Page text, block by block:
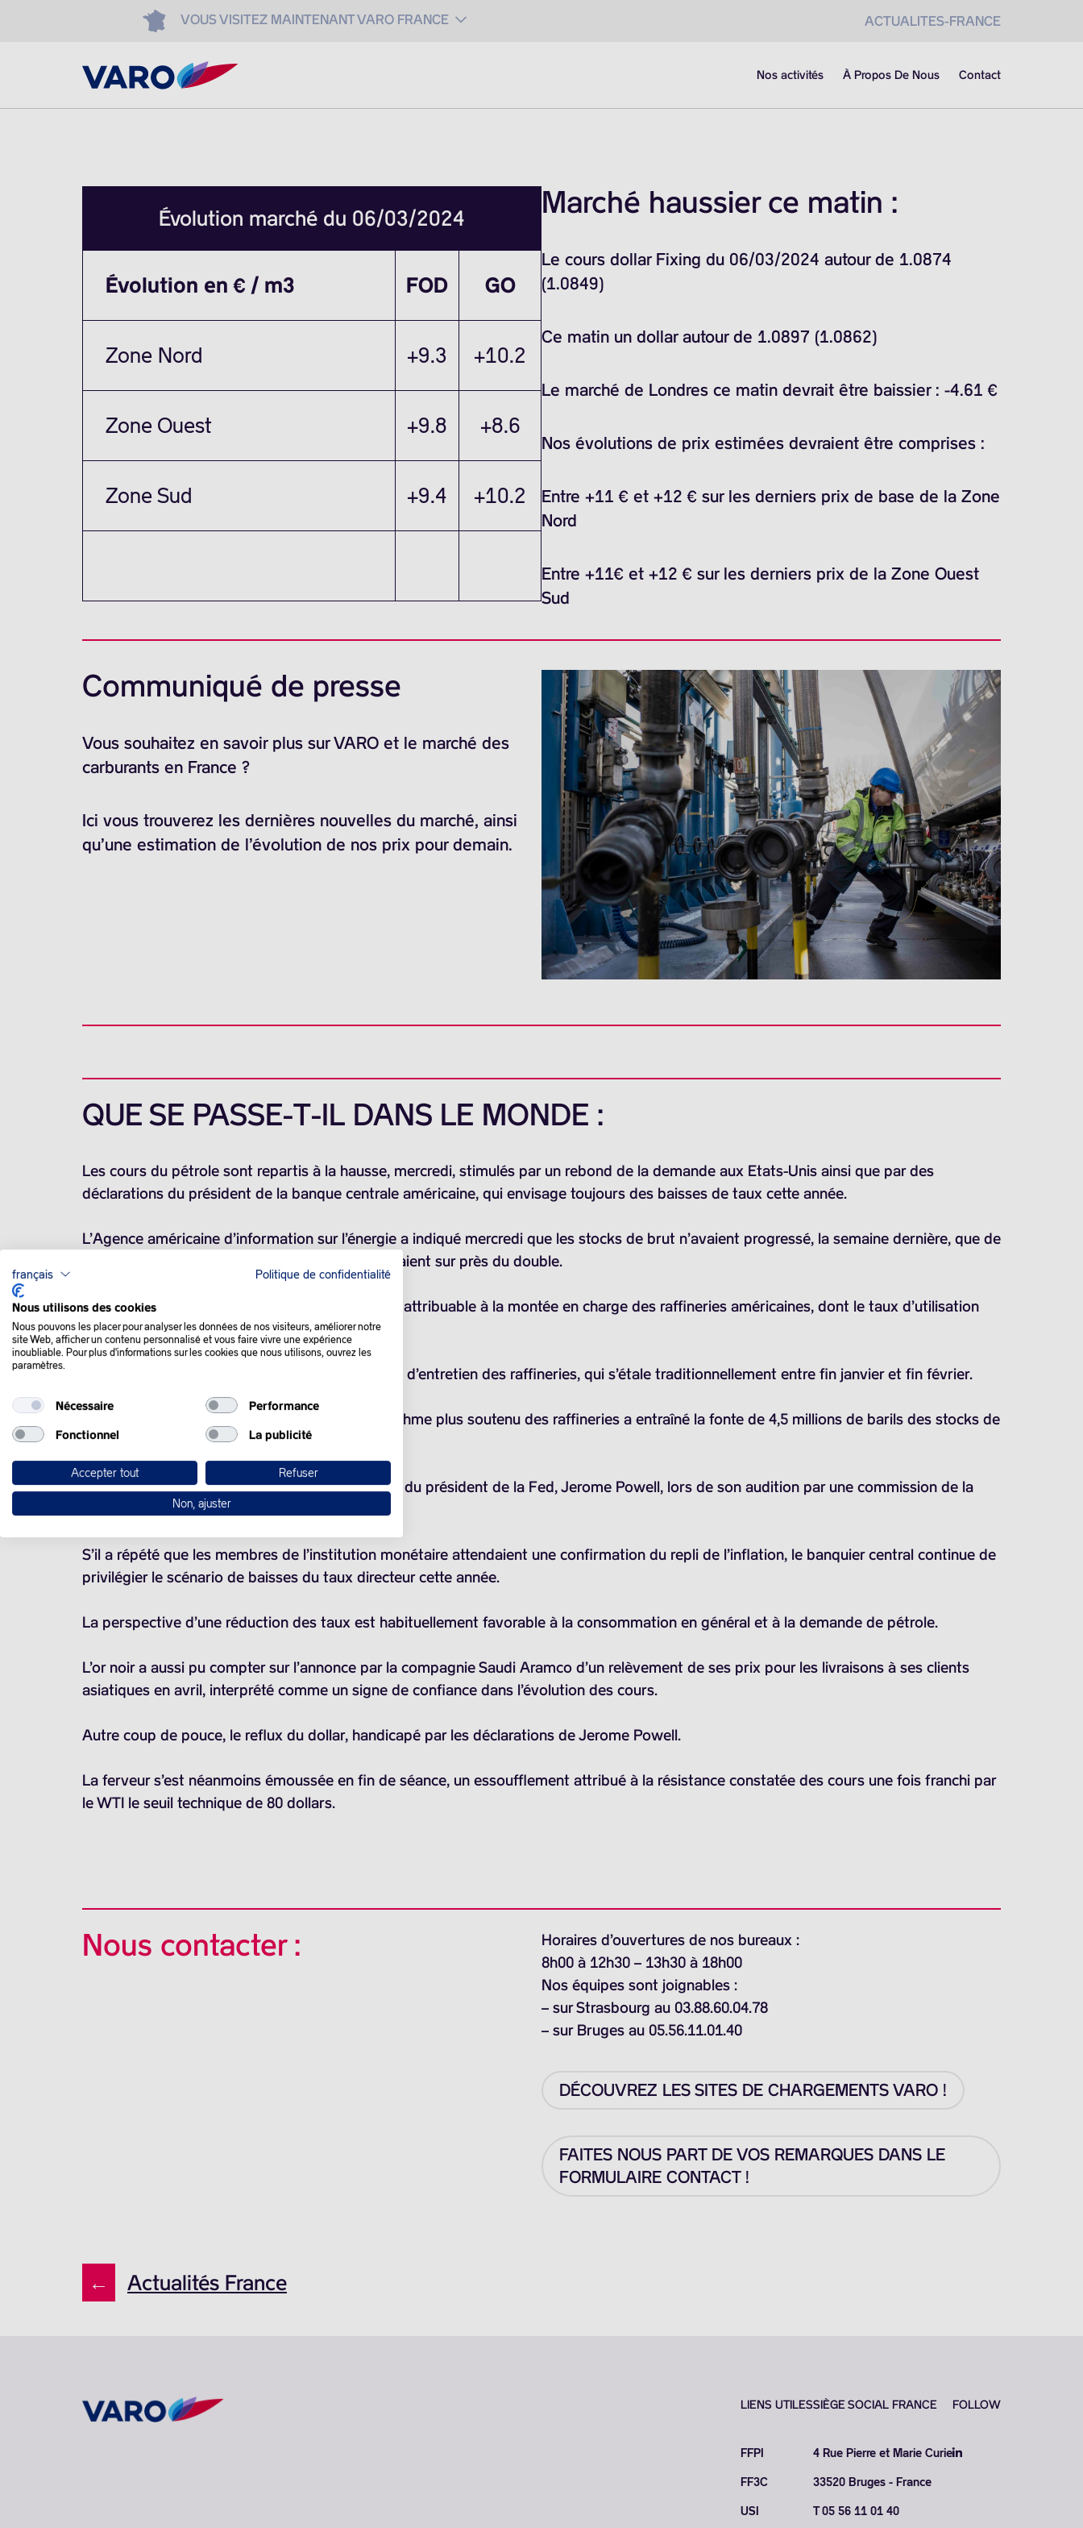
VOUS VISITEZ MAINTENANT VARO FRANCE ACTUALITES-FRANCE
Nos activités À Propos De Nous Contact
Évolution marché du 06/03/2024
Évolution en € / m3 FOD GO
Zone Nord +9.3 +10.2
Zone Ouest +9.8 +8.6
Zone Sud +9.4 +10.2
Marché haussier ce matin :
Le cours dollar Fixing du 06/03/2024 autour de 1.0874
(1.0849)
Ce matin un dollar autour de 1.0897 (1.0862)
Le marché de Londres ce matin devrait être baissier : -4.61 €
Nos évolutions de prix estimées devraient être comprises :
Entre +11 € et +12 € sur les derniers prix de base de la Zone
Nord
Entre +11€ et +12 € sur les derniers prix de la Zone Ouest
Sud
Communiqué de presse
Vous souhaitez en savoir plus sur VARO et le marché des
carburants en France ?
Ici vous trouverez les dernières nouvelles du marché, ainsi
qu’une estimation de l’évolution de nos prix pour demain.
QUE SE PASSE-T-IL DANS LE MONDE :
Les cours du pétrole sont repartis à la hausse, mercredi, stimulés par un rebond de la demande aux Etats-Unis ainsi que par des
déclarations du président de la banque centrale américaine, qui envisage toujours des baisses de taux cette année.
L’Agence américaine d’information sur l’énergie a indiqué mercredi que les stocks de brut n’avaient progressé, la semaine dernière, que de
1,4 million de barils, alors que les analystes tablaient sur près du double.
Cette moindre progression est en grande partie attribuable à la montée en charge des raffineries américaines, dont le taux d’utilisation
est passé de 81,5% à 84,9%.
Ce redémarrage correspond à la fin de la saison d’entretien des raffineries, qui s’étale traditionnellement entre fin janvier et fin février.
Le bond de la consommation d’essence et le rythme plus soutenu des raffineries a entraîné la fonte de 4,5 millions de barils des stocks de
ce carburant.
Le marché a également bien accueilli les propos du président de la Fed, Jerome Powell, lors de son audition par une commission de la
Chambre des représentants.
S’il a répété que les membres de l’institution monétaire attendaient une confirmation du repli de l’inflation, le banquier central continue de
privilégier le scénario de baisses du taux directeur cette année.
La perspective d’une réduction des taux est habituellement favorable à la consommation en général et à la demande de pétrole.
L’or noir a aussi pu compter sur l’annonce par la compagnie Saudi Aramco d’un relèvement de ses prix pour les livraisons à ses clients
asiatiques en avril, interprété comme un signe de confiance dans l’évolution des cours.
Autre coup de pouce, le reflux du dollar, handicapé par les déclarations de Jerome Powell.
La ferveur s’est néanmoins émoussée en fin de séance, un essoufflement attribué à la résistance constatée des cours une fois franchi par
le WTI le seuil technique de 80 dollars.
Nous contacter :
Horaires d’ouvertures de nos bureaux :
8h00 à 12h30 – 13h30 à 18h00
Nos équipes sont joignables :
– sur Strasbourg au 03.88.60.04.78
– sur Bruges au 05.56.11.01.40
DÉCOUVREZ LES SITES DE CHARGEMENTS VARO !
FAITES NOUS PART DE VOS REMARQUES DANS LE
FORMULAIRE CONTACT !
← Actualités France
LIENS UTILES
FFPI
FF3C
USI
SIÈGE SOCIAL FRANCE
4 Rue Pierre et Marie Curie
33520 Bruges - France
T 05 56 11 01 40
FOLLOW
français Politique de confidentialité
Nous utilisons des cookies
Nous pouvons les placer pour analyser les données de nos visiteurs, améliorer notre
site Web, afficher un contenu personnalisé et vous faire vivre une expérience
inoubliable. Pour plus d'informations sur les cookies que nous utilisons, ouvrez les
paramètres.
Nécessaire Performance
Fonctionnel La publicité
Accepter tout Refuser
Non, ajuster